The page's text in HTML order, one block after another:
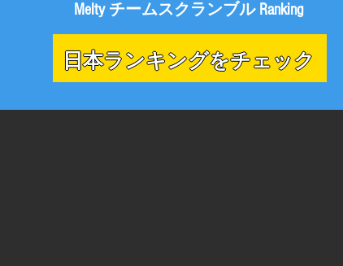
Melty チームスクランブル Ranking
日本ランキングをチェック